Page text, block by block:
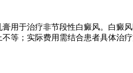
用于治疗非节段性白癜风。白癜
等；实际费用需结合患者具体治